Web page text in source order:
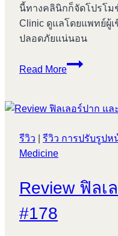
นี้ทางคลินิกก็จัดโปรโม
Clinic ดูแลโดยแพทย์ผู้
ปลอดภัยแน่นอน
Read More
เสริม
ความ
แถม
โหง
ว
รีวิว
รีวิว การปรับรูปห
Medicine
Review ฟิลเ
#178